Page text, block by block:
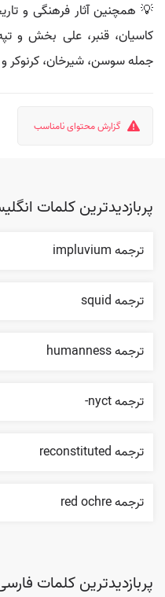
💡 همچنین آثار فرهنگی و
کاسیان، قنبر، علی بخش و
جمله سوسن، شیرخان، کرنوکر
گزارش محتوای نامناسب
پربازدیدترین کلمات
ترجمه impluvium
ترجمه squid
ترجمه humanness
ترجمه nyct-
ترجمه reconstituted
ترجمه red ochre
پربازدیدترین کلمات